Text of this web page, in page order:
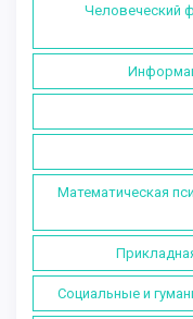
Человеческий
Математическая
Социальные и